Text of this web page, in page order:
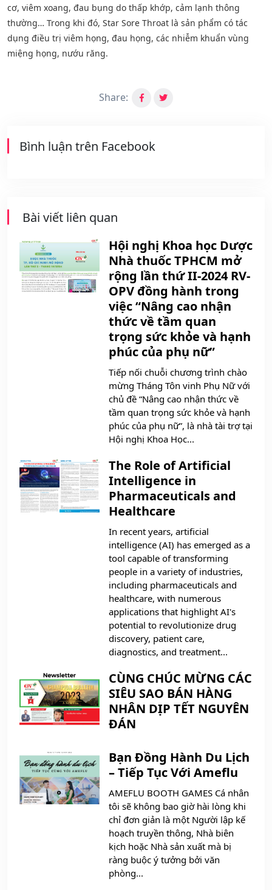
cơ, viêm xoang, đau bụng do thấp khớp, cảm lạnh thông
thường… Trong khi đó, Star Sore Throat là sản phẩm có tác
dụng điều trị viêm họng, đau họng, các nhiễm khuẩn vùng
miệng họng, nướu răng.
Share:
Bình luận trên Facebook
Bài viết liên quan
Hội nghị Khoa học Dược
Nhà thuốc TPHCM mở
rộng lần thứ II-2024 RV-
OPV đồng hành trong
việc “Nâng cao nhận
thức về tầm quan
trọng sức khỏe và hạnh
phúc của phụ nữ”
Tiếp nối chuỗi chương trình chào
mừng Tháng Tôn vinh Phụ Nữ với
chủ đề “Nâng cao nhận thức về
tầm quan trọng sức khỏe và hạnh
phúc của phụ nữ”, là nhà tài trợ tại
Hội nghị Khoa Học...
The Role of Artificial
Intelligence in
Pharmaceuticals and
Healthcare
In recent years, artificial
intelligence (AI) has emerged as a
tool capable of transforming
people in a variety of industries,
including pharmaceuticals and
healthcare, with numerous
applications that highlight AI's
potential to revolutionize drug
discovery, patient care,
diagnostics, and treatment...
CÙNG CHÚC MỪNG CÁC
SIÊU SAO BÁN HÀNG
NHÂN DỊP TẾT NGUYÊN
ĐÁN
Bạn Đồng Hành Du Lịch
– Tiếp Tục Với Ameflu
AMEFLU BOOTH GAMES Cá nhân
tôi sẽ không bao giờ hài lòng khi
chỉ đơn giản là một Người lập kế
hoạch truyền thông, Nhà biên
kịch hoặc Nhà sản xuất mà bị
ràng buộc ý tưởng bởi văn
phòng...